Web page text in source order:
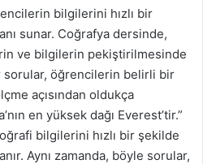
bilgilerini hızlı bir
sunar. Coğrafya dersinde,
ve bilgilerin pekiştirilmesinde
öğrencilerin belirli bir
açısından oldukça
en yüksek dağı Everest’tir.”
bilgilerini hızlı bir şekilde
Aynı zamanda, böyle sorular,